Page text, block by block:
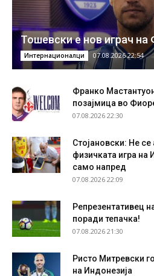
Тошевски е нов играч на
Интернационалци 07.08.2026 22:54
Франко
позајмица во
07.08.2026 22:30
Стојановски: Не
физичката игра на
само напред
07.08.2026 22:09
Репрезентативец
поради тепачка!
07.08.2026 21:30
Ристо Митревски
на Индонезија